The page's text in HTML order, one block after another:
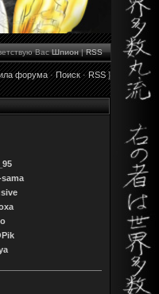
Вас Шпион|RSS
форума·Поиск·RSS]